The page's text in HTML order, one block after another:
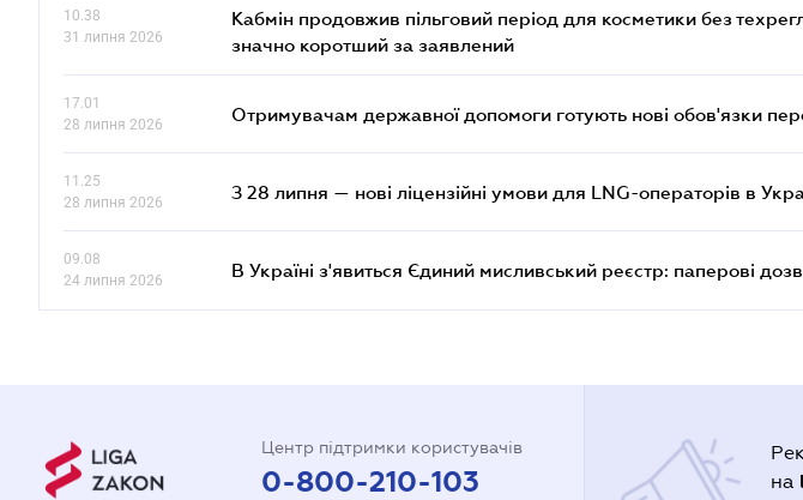
10.38
31 липня 2026
Кабмін продовжив пільговий період для косметики без
значно коротший за заявлений
17.01
28 липня 2026
Отримувачам державної допомоги готують нові обов'язки
11.25
28 липня 2026
З 28 липня — нові ліцензійні умови для LNG-операторів в
09.08
24 липня 2026
В Україні з'явиться Єдиний мисливський реєстр: паперові
Центр підтримки користувачів
0-800-210-103
на